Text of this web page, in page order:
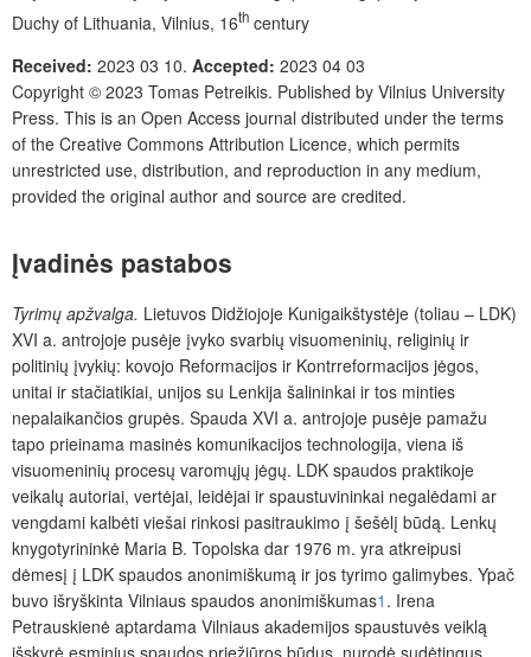
Duchy of Lithuania, Vilnius, 16th century
Received: 2023 03 10. Accepted: 2023 04 03
Copyright © 2023 Tomas Petreikis. Published by Vilnius University
Press. This is an Open Access journal distributed under the terms
of the Creative Commons Attribution Licence, which permits
unrestricted use, distribution, and reproduction in any medium,
provided the original author and source are credited.
Įvadinės pastabos
Tyrimų apžvalga. Lietuvos Didžiojoje Kunigaikštystėje (toliau – LDK)
XVI a. antrojoje pusėje įvyko svarbių visuomeninių, religinių ir
politinių įvykių: kovojo Reformacijos ir Kontrreformacijos jėgos,
unitai ir stačiatikiai, unijos su Lenkija šalininkai ir tos minties
nepalaikančios grupės. Spauda XVI a. antrojoje pusėje pamažu
tapo prieinama masinės komunikacijos technologija, viena iš
visuomeninių procesų varomųjų jėgų. LDK spaudos praktikoje
veikalų autoriai, vertėjai, leidėjai ir spaustuvininkai negalėdami ar
vengdami kalbėti viešai rinkosi pasitraukimo į šešėlį būdą. Lenkų
knygotyrininkė Maria B. Topolska dar 1976 m. yra atkreipusi
dėmesį į LDK spaudos anonimiškumą ir jos tyrimo galimybes. Ypač
buvo išryškinta Vilniaus spaudos anonimiškumas1 . Irena
Petrauskienė aptardama Vilniaus akademijos spaustuvės veiklą